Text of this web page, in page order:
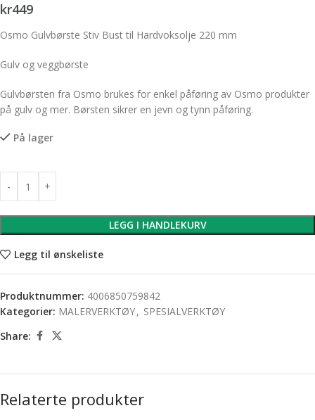
kr449
Osmo Gulvbørste Stiv Bust til Hardvoksolje 220 mm
Gulv og veggbørste
Gulvbørsten fra Osmo brukes for enkel påføring av Osmo produkter
på gulv og mer. Børsten sikrer en jevn og tynn påføring.
På lager
LEGG I HANDLEKURV
Legg til ønskeliste
Produktnummer: 4006850759842
Kategorier: MALERVERKTØY, SPESIALVERKTØY
Share:
Relaterte produkter